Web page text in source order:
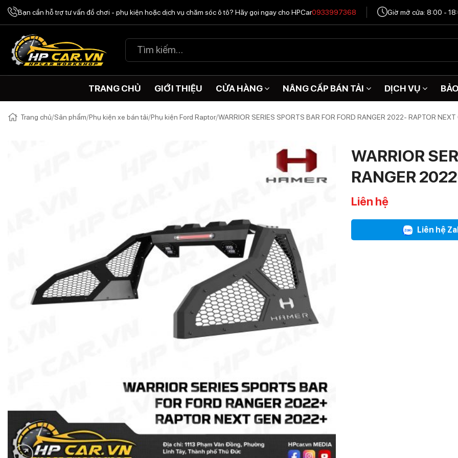
Chuyển
đến
dung
Bạn cần hỗ trợ tư vấn đồ chơi - phụ kiện hoặc dịch vụ chăm sóc ô tô? Hãy gọi ngay cho HPCar0933997368 Giờ mở cửa: 8:00 -
Tìm
kiếm:
TRANG CHỦ GIỚI THIỆU CỬA HÀNG NÂNG CẤP BÁN TẢI DỊCH VỤ
Trang chủ/Sản phẩm/Phụ kiện xe bán tải/Phụ kiện Ford Raptor/WARRIOR SERIES SPORTS BAR FOR FORD RANGER 2022- RAPTOR
WARRIOR
RANGER
Liên hệ
Liên hệ